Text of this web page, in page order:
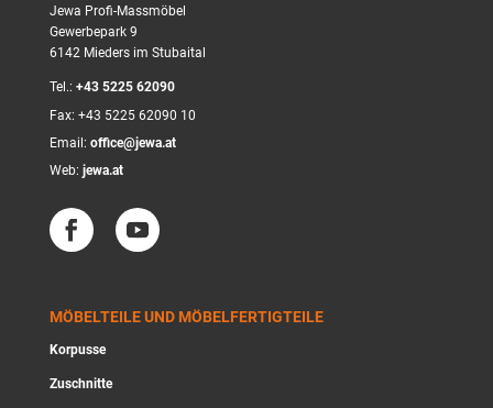
Jewa Profi-Massmöbel
Gewerbepark 9
6142 Mieders im Stubaital
Tel.: +43 5225 62090
Fax: +43 5225 62090 10
Email: office@jewa.at
Web: jewa.at
MÖBELTEILE UND MÖBELFERTIGTEILE
Korpusse
Zuschnitte